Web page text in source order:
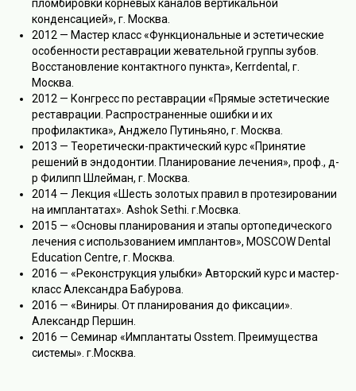
пломбировки корневых каналов вертикальной
конденсацией», г. Москва.
2012 — Мастер класс «Функциональные и эстетические
особенности реставрации жевательной группы зубов.
Восстановление контактного пункта», Kerrdental, г.
Москва.
2012 — Конгресс по реставрации «Прямые эстетические
реставрации. Распространенные ошибки и их
профилактика», Анджело Путиньяно, г. Москва.
2013 — Теоретически-практический курс «Принятие
решений в эндодонтии. Планирование лечения», проф., д-
р Филипп Шлейман, г. Москва.
2014 — Лекция «Шесть золотых правил в протезировании
на имплантатах». Ashok Sethi. г.Мосвка.
2015 — «Основы планирования и этапы ортопедического
лечения с использованием имплантов», MOSCOW Dental
Education Centre, г. Москва.
2016 — «Реконструкция улыбки» Авторский курс и мастер-
класс Александра Бабурова.
2016 — «Виниры. От планирования до фиксации».
Александр Першин.
2016 — Семинар «Имплантаты Osstem. Преимущества
системы». г.Москва.